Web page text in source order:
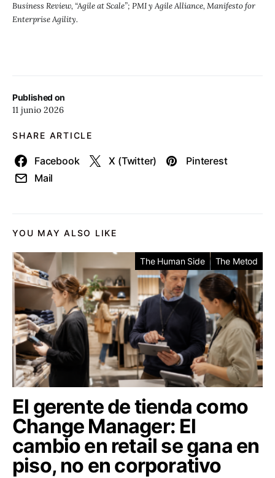
Published on
11 junio 2026
SHARE ARTICLE
Facebook X (Twitter)
Pinterest
Mail
Business Review, “Agile at Scale”; PMI y Agile Alliance, Manifesto for
Enterprise Agility.
YOU MAY ALSO LIKE
The Human Side The Metod
El gerente de tienda como
Change Manager: El
cambio en retail se gana en
piso, no en corporativo